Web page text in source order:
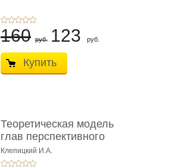
160 руб. 123 руб.
Купить
Теоретическая модель
глав перспективного
УК о ...
Клепицкий И.А.